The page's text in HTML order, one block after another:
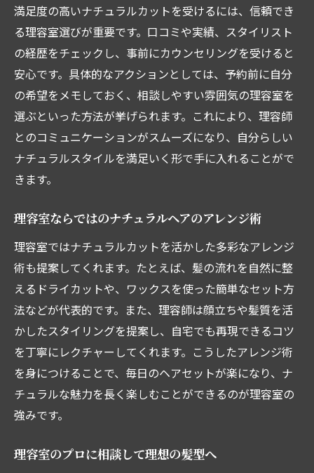
満足度の高いナチュラルカットを受けるには、信頼でき
る理容室選びが重要です。口コミや実績、スタイリスト
の経歴をチェックし、事前にカウンセリングを受けると
安心です。具体的なアクションとしては、予約前に自分
の希望をメモしておく、相談しやすい雰囲気の理容室を
選ぶといった方法が挙げられます。これにより、理容師
とのコミュニケーションがスムーズになり、自分らしい
ナチュラルスタイルを満足いく形で手に入れることがで
きます。
理容室ならではのナチュラルヘアのアレンジ術
理容室ではナチュラルカットを活かした多彩なアレンジ
術も提案してくれます。たとえば、髪の流れを自然に整
えるドライカットや、ワックスを使った簡単なセット方
法などが代表的です。また、理容師は顔立ちや髪質を活
かしたスタイリングを提案し、自宅でも再現できるコツ
を丁寧にレクチャーしてくれます。こうしたアレンジ術
を身につけることで、毎日のヘアセットが楽になり、ナ
チュラルな魅力を長く楽しむことができるのが理容室の
強みです。
理容室のプロに相談して理想の髪型へ